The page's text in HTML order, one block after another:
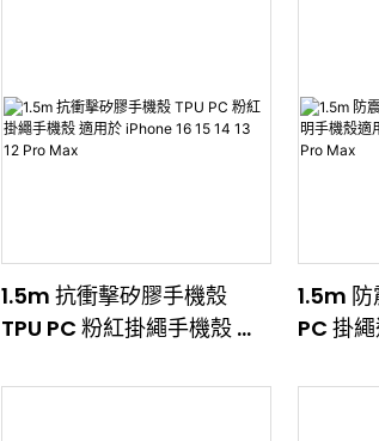
1.5m 抗衝擊矽膠手機殼
TPU PC 粉紅掛繩手機殼 適
Pro Max
1.5m 防
PC 掛
Max